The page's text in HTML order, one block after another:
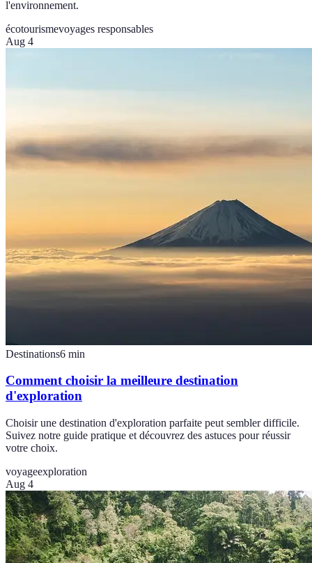
l'environnement.
écotourismevoyages responsables
Aug 4
Destinations6 min
Comment choisir la meilleure destination
d'exploration
Choisir une destination d'exploration parfaite peut sembler difficile.
Suivez notre guide pratique et découvrez des astuces pour réussir
votre choix.
voyageexploration
Aug 4